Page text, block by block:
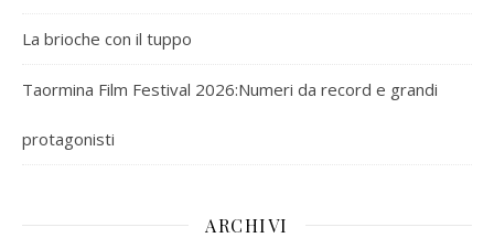
La brioche con il tuppo
Taormina Film Festival 2026:Numeri da record e grandi
protagonisti
ARCHIVI